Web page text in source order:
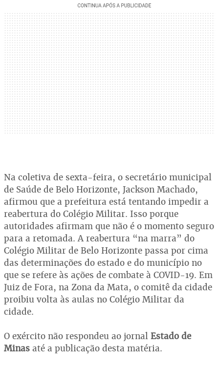
Na coletiva de sexta-feira, o secretário municipal
de Saúde de Belo Horizonte, Jackson Machado,
afirmou que a prefeitura está tentando impedir a
reabertura do Colégio Militar. Isso porque
autoridades afirmam que não é o momento seguro
para a retomada. A reabertura “na marra” do
Colégio Militar de Belo Horizonte passa por cima
das determinações do estado e do município no
que se refere às ações de combate à COVID-19. Em
Juiz de Fora, na Zona da Mata, o comitê da cidade
proibiu volta às aulas no Colégio Militar da
cidade.
O exército não respondeu ao jornal Estado de
Minas até a publicação desta matéria.